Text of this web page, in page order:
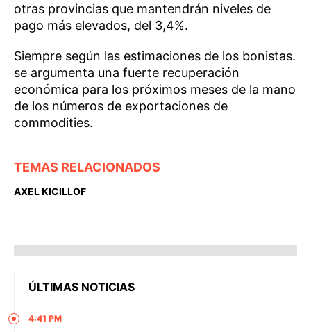
otras provincias que mantendrán niveles de
pago más elevados, del 3,4%.
Siempre según las estimaciones de los bonistas.
se argumenta una fuerte recuperación
económica para los próximos meses de la mano
de los números de exportaciones de
commodities.
TEMAS RELACIONADOS
AXEL KICILLOF
ÚLTIMAS NOTICIAS
4:41 PM